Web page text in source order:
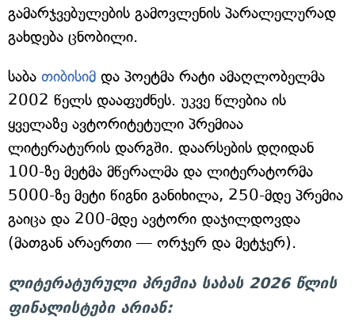
გამარჯვებულების გამოვლენის პარალელურად
გახდება ცნობილი.
საბა თიბისიმ და პოეტმა რატი ამაღლობელმა
2002 წელს დააფუძნეს. უკვე წლებია ის
ყველაზე ავტორიტეტული პრემიაა
ლიტერატურის დარგში. დაარსების დღიდან
100-ზე მეტმა მწერალმა და ლიტერატორმა
5000-ზე მეტი წიგნი განიხილა, 250-მდე პრემია
გაიცა და 200-მდე ავტორი დაჯილდოვდა
(მათგან არაერთი — ორჯერ და მეტჯერ).
ლიტერატურული პრემია საბას 2026 წლის
ფინალისტები არიან: